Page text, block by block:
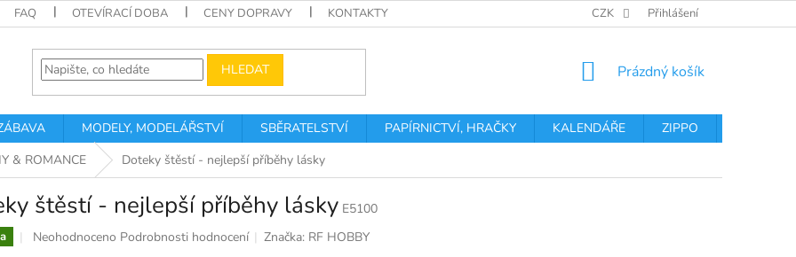
FAQ OTEVÍRACÍ DOBA CENY DOPRAVY KONTAKTY PODMÍNKY OCHRANY OSOBNÍCH
CZK Přihlášení
HLEDAT
NÁKUPNÍ
Prázdný košík
MODELY, MODELÁŘSTVÍ SBĚRATELSTVÍ PAPÍRNICTVÍ, HRAČKY KALENDÁŘE ZIPPO
& ROMANCE Doteky štěstí - nejlepší příběhy lásky
štěstí - nejlepší příběhy lásky E5100
Průměrné
Neohodnoceno Podrobnosti hodnocení Značka: RF HOBBY